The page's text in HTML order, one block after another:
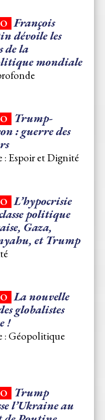
François
dévoile les
de la
mondiale
Trump-
: guerre des
: Espoir et Dignité
L’hypocrisie
politique
Gaza,
et Trump
La nouvelle
globalistes
!
: Géopolitique
Trump
l’Ukraine au